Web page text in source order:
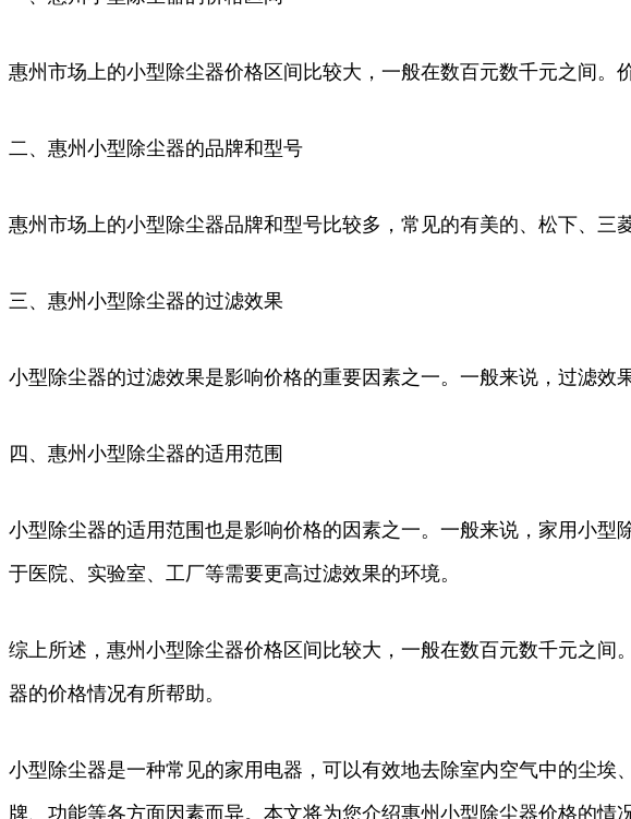
惠州市场上的小型除尘器价格区间比较大，一般在数百元数千元之间
二、惠州小型除尘器的品牌和型号
惠州市场上的小型除尘器品牌和型号比较多，常见的有美的、松下、
三、惠州小型除尘器的过滤效果
小型除尘器的过滤效果是影响价格的重要因素之一。一般来说，过滤
四、惠州小型除尘器的适用范围
小型除尘器的适用范围也是影响价格的因素之一。一般来说，家用小
于医院、实验室、工厂等需要更高过滤效果的环境。
综上所述，惠州小型除尘器价格区间比较大，一般在数百元数千元之
器的价格情况有所帮助。
小型除尘器是一种常见的家用电器，可以有效地去除室内空气中的尘
牌、功能等各方面因素而异。本文将为您介绍惠州小型除尘器价格的情况